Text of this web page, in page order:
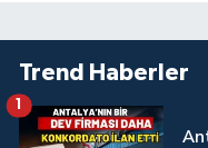
Trend Haberler
1